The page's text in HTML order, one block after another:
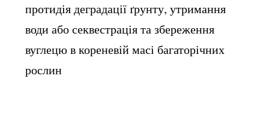
Тип екосистеми Степ
Місце впровадження
протидія деградації ґрунту, утримання
води або секвестрація та збереження
вуглецю в кореневій масі багаторічних
рослин